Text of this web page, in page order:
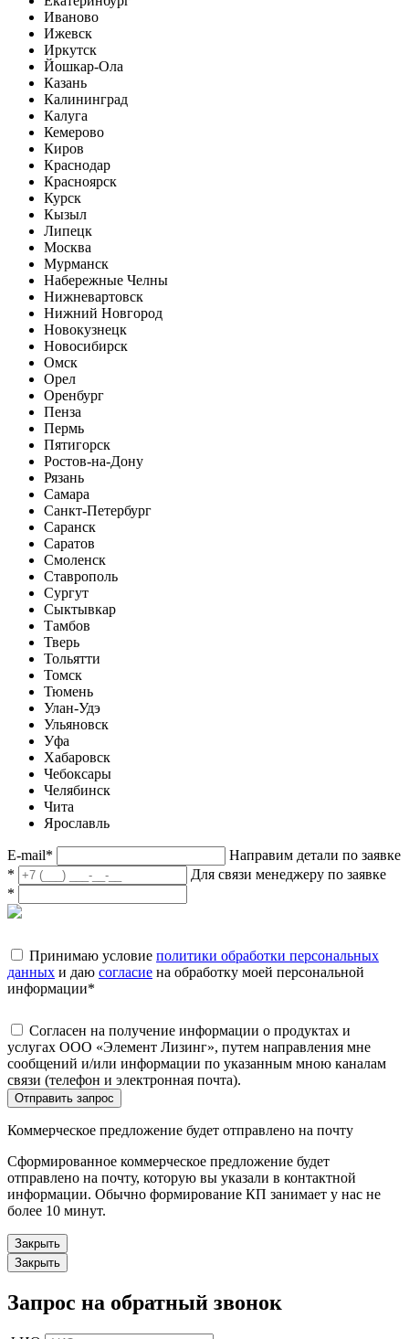
Иваново
Ижевск
Иркутск
Йошкар-Ола
Казань
Калининград
Калуга
Кемерово
Киров
Краснодар
Красноярск
Курск
Кызыл
Липецк
Москва
Мурманск
Набережные Челны
Нижневартовск
Нижний Новгород
Новокузнецк
Новосибирск
Омск
Орел
Оренбург
Пенза
Пермь
Пятигорск
Ростов-на-Дону
Рязань
Самара
Санкт-Петербург
Саранск
Саратов
Смоленск
Ставрополь
Сургут
Сыктывкар
Тамбов
Тверь
Тольятти
Томск
Тюмень
Улан-Удэ
Ульяновск
Уфа
Хабаровск
Чебоксары
Челябинск
Чита
Ярославль
E-mail*
Направим детали по заявке
*
Для связи менеджеру по заявке
*
Принимаю условие политики обработки персональных
данных и даю согласие на обработку моей персональной
информации*
Согласен на получение информации о продуктах и
услугах ООО «Элемент Лизинг», путем направления мне
сообщений и/или информации по указанным мною каналам
связи (телефон и электронная почта).
Отправить запрос
Коммерческое предложение будет отправлено на почту
Сформированное коммерческое предложение будет
отправлено на почту, которую вы указали в контактной
информации. Обычно формирование КП занимает у нас не
более 10 минут.
Закрыть
Закрыть
Запрос на обратный звонок